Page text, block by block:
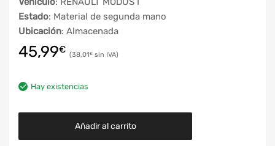
Estado: Material de segunda mano
Ubicación: Almacenada
45,99€ 38,01€
Hay existencias
Añadir al carrito